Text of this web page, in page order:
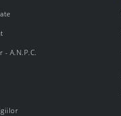
A.N.P.C.